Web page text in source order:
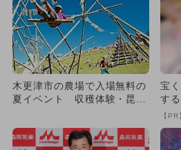
木更津市の農場で入場無料の
夏イベント 収穫体験・昆
宝
す
【